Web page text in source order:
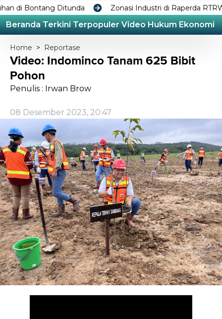
Ditunda Zonasi Industri di Raperda RTRW
Beranda Terkini Terpopuler Video Hukum Ekonomi
Home > Reportase
Video: Indominco Tanam 625 Bibit
Pohon
Penulis : Irwan Brow
08 Desember 2023, 20:47